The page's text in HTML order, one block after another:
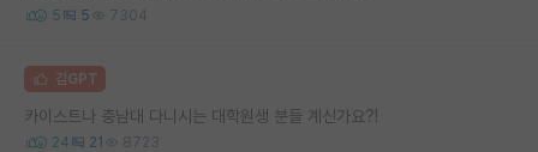
5 5 7304
김GPT
카이스트나 충남대 다니시는 대학원생 분들 계신가요?!
24 21 8723